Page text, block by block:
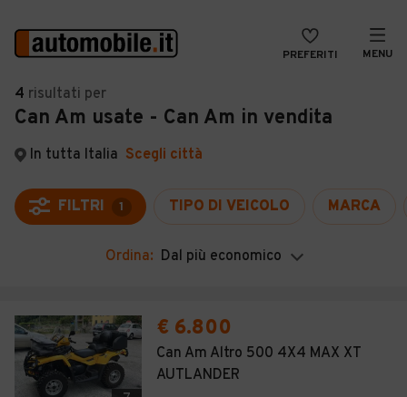
PREFERITI MENU
Auto
Auto usate
Auto Km 0
Auto Nuove
Noleggio a lungo termine
Moto
Camper
VENDI
MAGAZINE
ACCEDI
4 risultati per
Can Am usate - Can Am in vendita
In tutta Italia Scegli città
FILTRI 1 TIPO DI VEICOLO MARCA
Ordina: Dal più economico
€ 6.800
Can Am Altro 500 4X4 MAX XT
AUTLANDER